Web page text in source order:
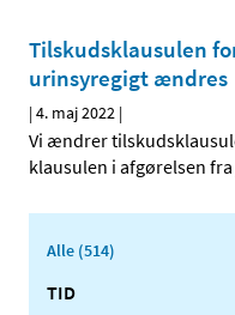
Tilskudsklausulen
urinsyregigt ændres
|4. maj 2022 |
Vi ændrer
klausulen i afgørelsen
Alle (514)
TID